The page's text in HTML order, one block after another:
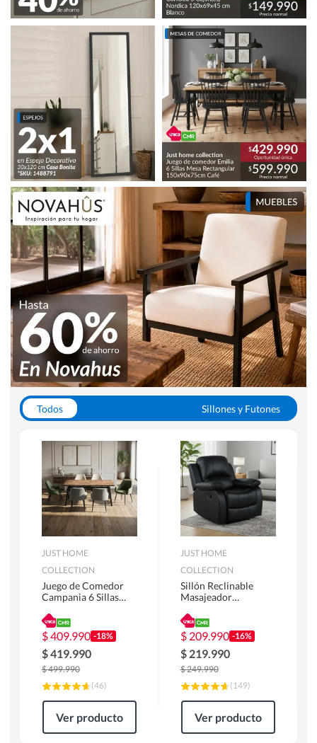
Todos
Sillones y Futones
Escritorios y Sillas PC
Racks y Muebles TV
Alfombras
JUST HOME
COLLECTION
Juego de Comedor
Campania 6 Sillas
180 x 90 x 76 cm
Café
$409.990 -18%
$419.990
$499.990
(46)
Ver producto
JUST HOME
COLLECTION
Sillón Reclinable
Masajeador
Atlanta 91x101x94
cm Negro
$ 209.990 -16%
$ 219.990
$249.990
(149)
Ver producto